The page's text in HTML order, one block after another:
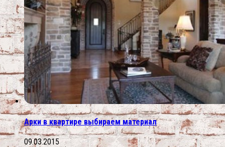
Арки в квартире выбираем материал
09.03.2015